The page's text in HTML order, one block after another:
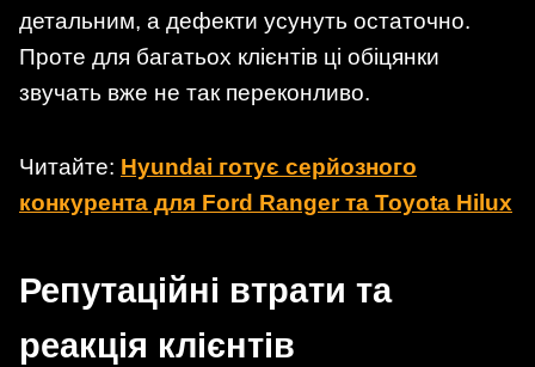
детальним, а дефекти усунуть остаточно.
Проте для багатьох клієнтів ці обіцянки
звучать вже не так переконливо.
Читайте: Hyundai готує серйозного
конкурента для Ford Ranger та Toyota Hilux
Репутаційні втрати та
реакція клієнтів